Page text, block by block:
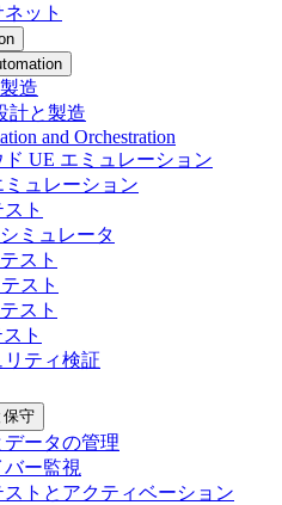
ット
造
計と製造
and Orchestration
ド UE エミュレーション
ミュレーション
ト
ミュレータ
スト
スト
スト
ト
リティ検証
保守
データの管理
バー監視
ストとアクティベーション